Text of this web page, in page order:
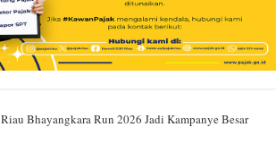
Riau Bhayangkara Run 2026 Jadi Kampanye Besar